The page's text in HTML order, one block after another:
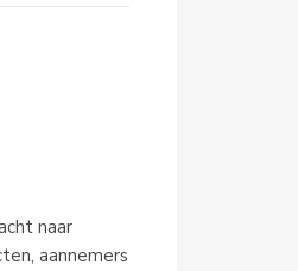
naar
aannemers